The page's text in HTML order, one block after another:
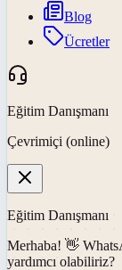
Blog
Ücretler
Eğitim Danışmanı
Çevrimiçi (online)
Eğitim Danışmanı
Merhaba! 👋
yardımcı olabiliriz?